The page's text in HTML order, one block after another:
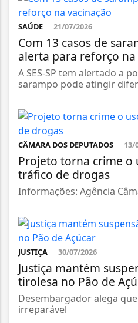
SAÚDE 21/07/2026
Com 13 casos de
alerta para reforço na
A SES-SP tem alertado a
sarampo pode atingir
CÂMARA DOS DEPUTADOS 13/
Projeto torna crime o
tráfico de drogas
Informações: Agência
JUSTIÇA 30/07/2026
Justiça mantém
tirolesa no Pão de
Desembargador alega
irreparável